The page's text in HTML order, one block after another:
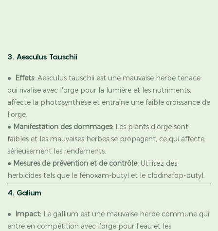
3. Aesculus Tauschii
● Effets: Aesculus tauschii est une mauvaise herbe tenace
qui rivalise avec l'orge pour la lumière et les nutriments,
affecte la photosynthèse et entraîne une faible croissance de
l'orge.
● Manifestation des dommages: Les plants d'orge sont
faibles et les mauvaises herbes se propagent, ce qui affecte
sérieusement les rendements.
● Mesures de prévention et de contrôle: Utilisez des
herbicides tels que le fénoxam-butyl et le clodinafop-butyl.
4. Galium
● Impact: Le gallium est une mauvaise herbe commune qui
entre en compétition avec l'orge pour l'eau et les